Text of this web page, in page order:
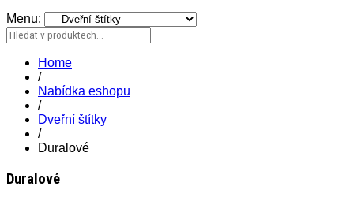
Menu:
Home
/
Nabídka eshopu
/
Dveřní štítky
/
Duralové
Duralové